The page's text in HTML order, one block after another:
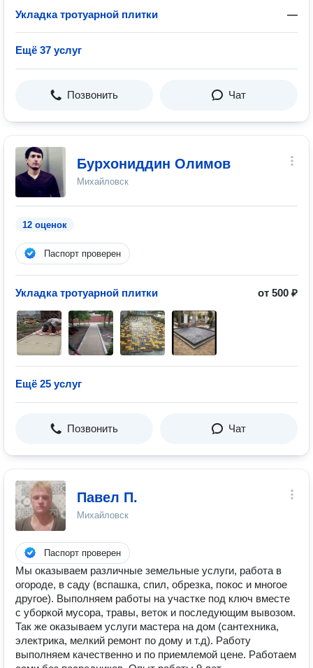
Укладка тротуарной плитки —
Ещё 37 услуг
Позвонить Чат
Бурхониддин Олимов
Михайловск
12 оценок
Паспорт проверен
Укладка тротуарной плитки от 500 ₽
Ещё 25 услуг
Позвонить Чат
Павел П.
Михайловск
Паспорт проверен
Мы оказываем различные земельные услуги, работа в
огороде, в саду (вспашка, спил, обрезка, покос и многое
другое). Выполняем работы на участке под ключ вместе
с уборкой мусора, травы, веток и последующим вывозом.
Так же оказываем услуги мастера на дом (сантехника,
электрика, мелкий ремонт по дому и т.д). Работу
выполняем качественно и по приемлемой цене. Работаем